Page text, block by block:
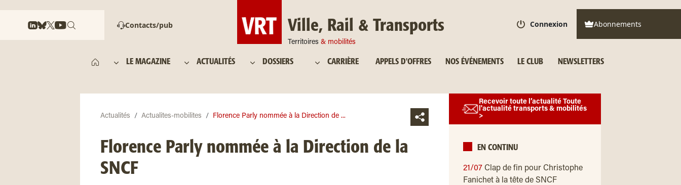
Contacts/pub Ville, Rail & Transports
Territoires & mobilités
Connexion Abonnements
LE MAGAZINE ACTUALITÉS DOSSIERS CARRIÈRE APPELS D'OFFRES NOS ÉVÉNEMENTS LE CLUB NEWSLETTERS
Actualités Actualites-mobilites Florence Parly nommée à la Direction de ...
Florence Parly nommée à la Direction de la
SNCF
Recevoir toute l’actualité Toute
l'actualité transports & mobilités
>
EN CONTINU
21/07 Clap de fin pour Christophe
Fanichet à la tête de SNCF